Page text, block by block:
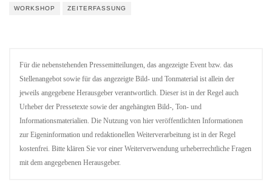
WORKSHOP ZEITERFASSUNG
Für die nebenstehenden Pressemitteilungen, das angezeigte Event bzw. das
Stellenangebot sowie für das angezeigte Bild- und Tonmaterial ist allein der
jeweils angegebene Herausgeber verantwortlich. Dieser ist in der Regel auch
Urheber der Pressetexte sowie der angehängten Bild-, Ton- und
Informationsmaterialien. Die Nutzung von hier veröffentlichten Informationen
zur Eigeninformation und redaktionellen Weiterverarbeitung ist in der Regel
kostenfrei. Bitte klären Sie vor einer Weiterverwendung urheberrechtliche Fragen
mit dem angegebenen Herausgeber.